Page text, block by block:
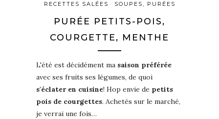
RECETTES SALÉES SOUPES, PURÉES
PURÉE PETITS-POIS,
COURGETTE, MENTHE
L'été est décidément ma saison préférée
avec ses fruits ses légumes, de quoi
s'éclater en cuisine! Hop envie de petits
pois de courgettes. Achetés sur le marché,
je verrai une fois…